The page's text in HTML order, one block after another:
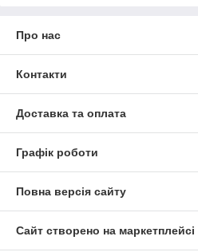
Про нас
Контакти
Доставка та оплата
Графік роботи
Повна версія сайту
Сайт створено на маркетплейсі